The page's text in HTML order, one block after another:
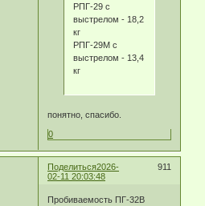
РПГ-29 с
выстрелом - 18,2
кг
РПГ-29М с
выстрелом - 13,4
кг
понятно, спасибо.
0
Поделиться 911
2026-
02-11 20:03:48
Пробиваемость ПГ-32В